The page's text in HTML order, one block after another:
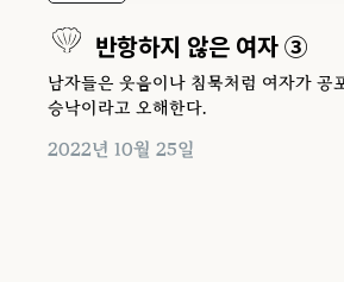
반항하지 않은 여자 ③
남자들은 웃음이나 침묵처럼 여자가 공
승낙이라고 오해한다.
2022년 10월 25일